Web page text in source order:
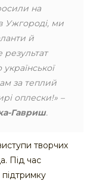
на
Ужгороді, ми
й
за теплий
оплески!» –
Гавриш.
творчих
Під час